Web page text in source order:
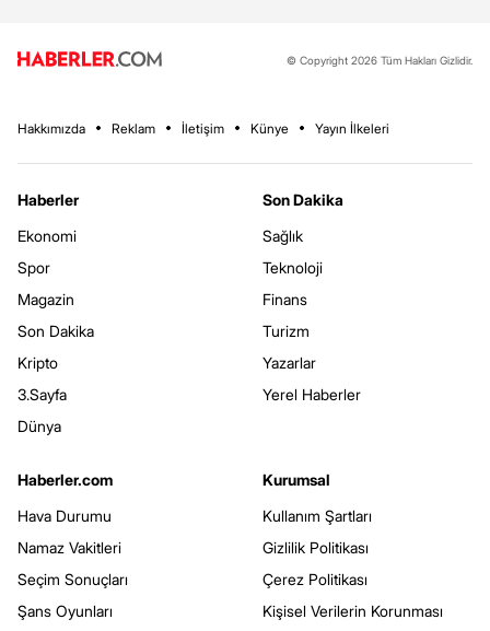
© Copyright 2026 Tüm Hakları Gizlidir.
Hakkımızda Reklam İletişim Künye Yayın İlkeleri
Haberler
Ekonomi
Spor
Magazin
Son Dakika
Kripto
3.Sayfa
Dünya
Son Dakika
Sağlık
Teknoloji
Finans
Turizm
Yazarlar
Yerel Haberler
Haberler.com
Hava Durumu
Namaz Vakitleri
Seçim Sonuçları
Şans Oyunları
Kurumsal
Kullanım Şartları
Gizlilik Politikası
Çerez Politikası
Kişisel Verilerin Korunması